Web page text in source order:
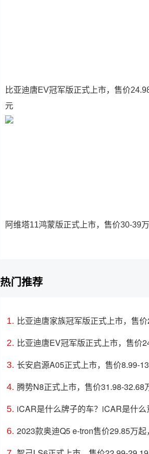
比亚迪唐EV冠军版正式上市，售价
元
阿维塔11鸿蒙版正式上市，售价30-39
热门推荐
长安启源A05正式上市，售价8.99-
腾势N8正式上市，售价31.98-32.68
iCAR是什么牌子的车？iCAR是什么